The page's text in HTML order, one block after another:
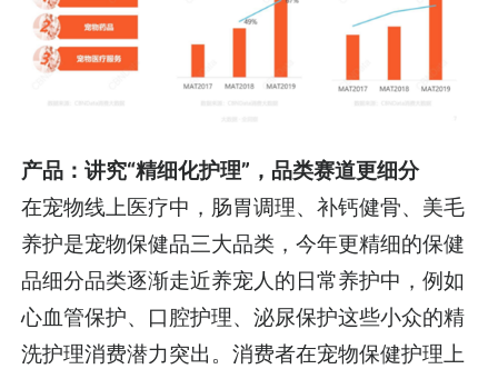
产品：讲究“精细化护理”，品类赛道更细分
在宠物线上医疗中，肠胃调理、补钙健骨、美毛
养护是宠物保健品三大品类，今年更精细的保健
品细分品类逐渐走近养宠人的日常养护中，例如
心血管保护、口腔护理、泌尿保护这些小众的精
洗护理消费潜力突出。消费者在宠物保健护理上